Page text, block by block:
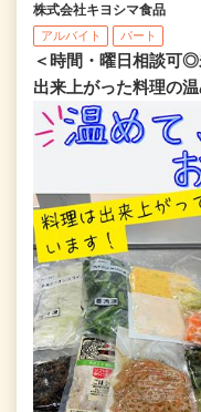
株式会社キヨシマ食品
アルバイト パート
＜時間・曜日相談可
出来上がった料理の